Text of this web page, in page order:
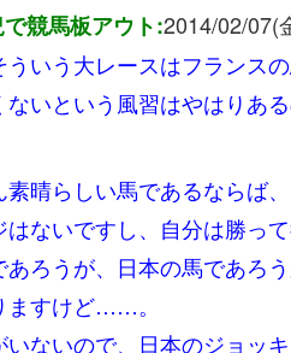
競馬板アウト:2014/02/07(
ういう大レースはフランス
いという風習はやはりあ
晴らしい馬であるならば
ないですし、自分は勝って
ろうが、日本の馬であろ
ますけど……。
ないので、日本のジョッ